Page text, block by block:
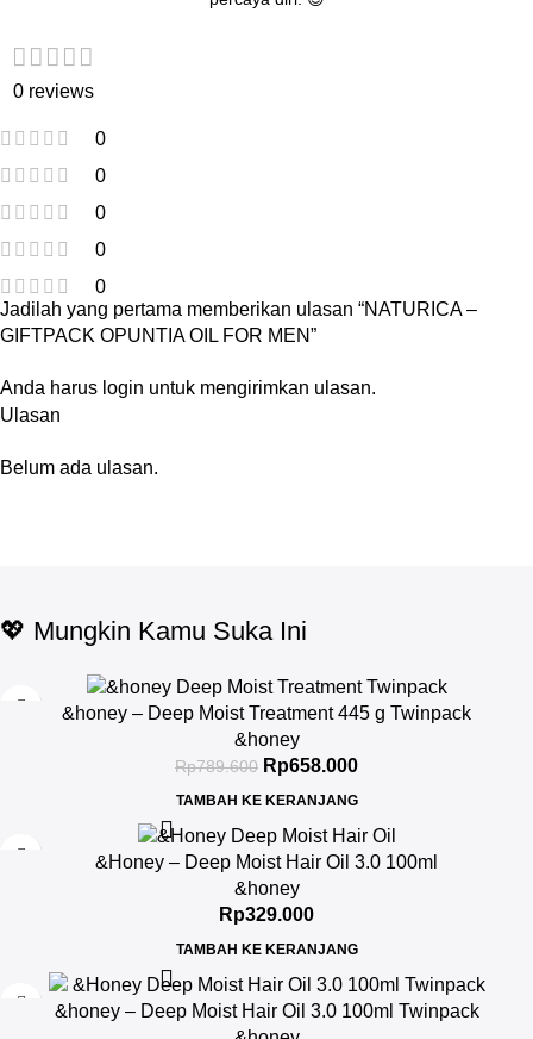
0 reviews
0
0
0
0
0
Ulasan
Belum ada ulasan.
Jadilah yang pertama memberikan ulasan “NATURICA –
GIFTPACK OPUNTIA OIL FOR MEN”
Anda harus login untuk mengirimkan ulasan.
💖 Mungkin Kamu Suka Ini
&honey – Deep Moist Treatment 445 g Twinpack
&honey
Rp789.600 Rp658.000
TAMBAH KE KERANJANG
&Honey – Deep Moist Hair Oil 3.0 100ml
&honey
Rp329.000
TAMBAH KE KERANJANG
&honey – Deep Moist Hair Oil 3.0 100ml Twinpack